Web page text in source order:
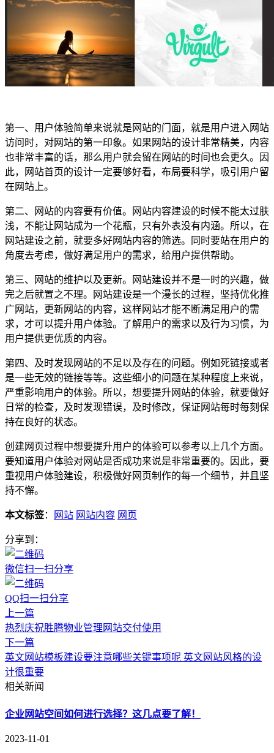
第一、用户体验简单来说就是网站的门面，就是用户进入网站
访问时，对网站的第一印象。如果网站的设计非常精美，内容
也非常丰富的话，那么用户就会留在网站的时间也会更久。因
此，网站首页的设计一定要够好看，布局要科学，吸引用户留
在网站上。
第二、网站的内容要有价值。网站内容建设的时候不能太过肤
浅，不能让网站成为一个花瓶，只有外表没有内涵。所以，在
网站建设之前，就要多好网站内容的筛选。同时要站在用户的
角度去考虑，做好满足用户的需求，给用户提供帮助。
第三、网站的维护以及更新。网站建设并不是一时的兴趣，做
完之后就置之不理。网站建设是一个漫长的过程，坚持优化推
广网站，更新网站的内容，这样网站才能不断满足用户的需
求，才可以提升用户体验。了解用户的需求以及行为习惯，为
用户提供更优质的内容。
第四、及时发现网站的不足以及存在的问题。例如死链接或者
是一些无效的链接等等。这些细小的问题在某种程度上来说，
严重影响用户的体验。所以，想要提升网站的体验，就要做好
日常的检查，及时发现错误，及时修改，保证网站每时每刻保
持在良好的状态。
创建网页过程中想要提升用户的体验可以参考以上几个方面。
要知道用户体验对网站是否成功来说是非常重要的。因此，要
重视用户体验建设，积极做好网页制作的每一个细节，并且坚
持不懈。
本文标签： 网站 网站内容 网页
分享到：
微信扫一扫分享
QQ扫一扫分享
上一篇
热烈庆祝胜腾物业管理网站交付使用
下一篇
英文网站模板建设要注意哪些关键事项呢 英文网站风格的设
计很重要
相关新闻
企业网站空间如何进行选择？这几点要了解！
2023-11-01